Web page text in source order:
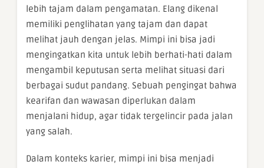
lebih tajam dalam pengamatan. Elang dikenal
memiliki penglihatan yang tajam dan dapat
melihat jauh dengan jelas. Mimpi ini bisa jadi
mengingatkan kita untuk lebih berhati-hati dalam
mengambil keputusan serta melihat situasi dari
berbagai sudut pandang. Sebuah pengingat bahwa
kearifan dan wawasan diperlukan dalam
menjalani hidup, agar tidak tergelincir pada jalan
yang salah.
Dalam konteks karier, mimpi ini bisa menjadi